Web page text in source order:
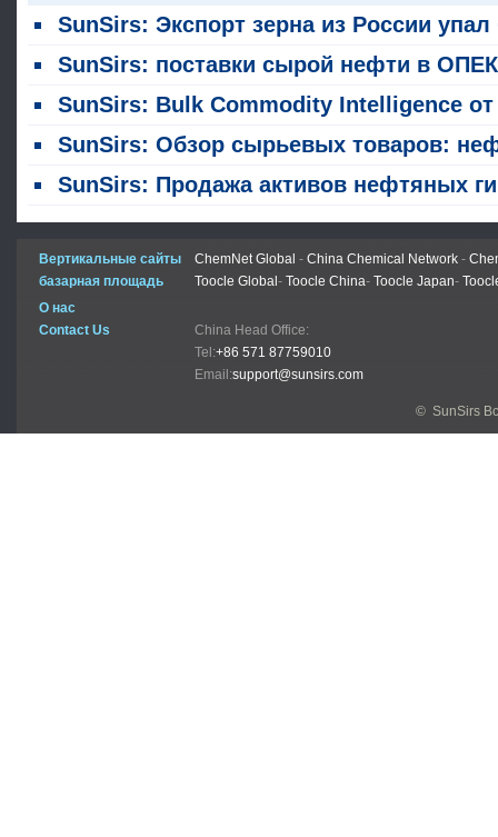
SunSirs: Экспорт зерна из России упал более чем на 30% в
SunSirs: поставки сырой нефти в ОПЕК резко увеличились в
SunSirs: Bulk Commodity Intelligence от отраслей промышленности цветных металлов (5 августа 2026
SunSirs: Обзор сырьевых товаров: нефть увеличивает убытки; цены на медь и золото
SunSirs: Продажа активов нефтяных гигантов изменяет прогноз мировых поставок сырой
Вертикальные сайты ChemNet Global - China Chemical Network -
базарная площадь
Toocle Global- Toocle China- Toocle Japan-
О нас
Contact Us
China Head Office:
Tel:+86 571 87759010
Email:support@sunsirs.com
© SunSirs